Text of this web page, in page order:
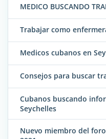
MEDICO BUSCANDO
Trabajar como
Medicos cubanos en
Consejos para buscar
Cubanos buscando
Seychelles
Nuevo miembro del